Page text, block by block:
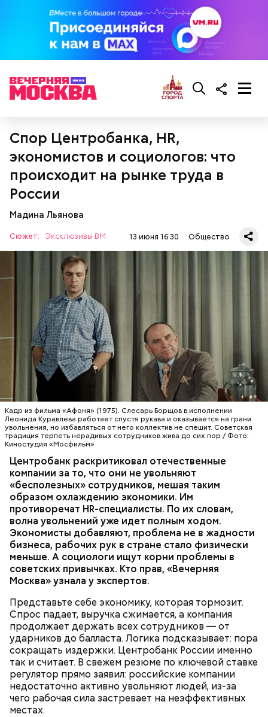
Спор Центробанка, HR,
экономистов и социологов: что
происходит на рынке труда в
России
Мадина Льянова
Сюжет: Эксклюзивы ВМ 13 июня 16:30 Общество
Кадр из фильма «Афоня» (1975). Слесарь Борщов в исполнении
Леонида Куравлева работает спустя рукава и оказывается на грани
увольнения, но избавляться от него коллектив не спешит. Советская
традиция терпеть нерадивых сотрудников жива до сих пор / Фото:
Киностудия «Мосфильм»
Центробанк раскритиковал отечественные
компании за то, что они не увольняют
«бесполезных» сотрудников, мешая таким
образом охлаждению экономики. Им
противоречат HR-специалисты. По их словам,
волна увольнений уже идет полным ходом.
Экономисты добавляют, проблема не в жадности
бизнеса, рабочих рук в стране стало физически
меньше. А социологи ищут корни проблемы в
советских привычках. Кто прав, «Вечерняя
Москва» узнала у экспертов.
Представьте себе экономику, которая тормозит.
Спрос падает, выручка сжимается, а компания
продолжает держать всех сотрудников — от
ударников до балласта. Логика подсказывает: пора
сокращать издержки. Центробанк России именно
так и считает. В свежем резюме по ключевой ставке
регулятор прямо заявил: российские компании
недостаточно активно увольняют людей, из-за
чего рабочая сила застревает на неэффективных
местах.